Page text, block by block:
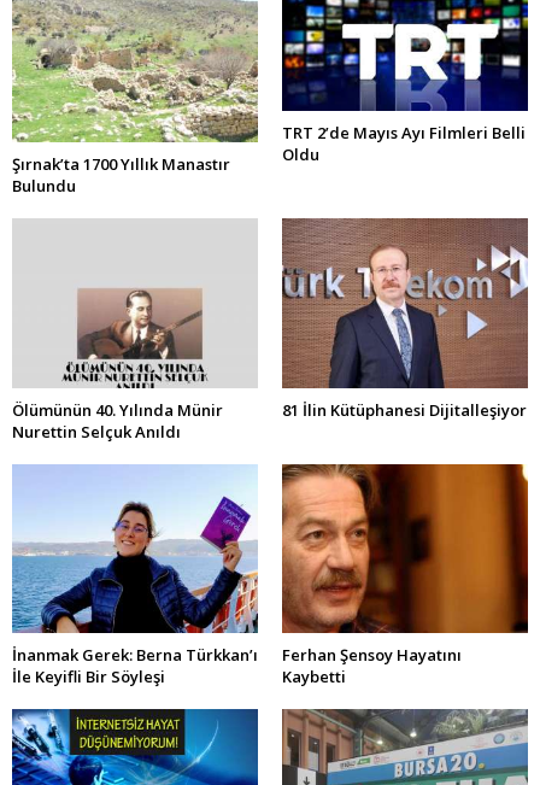
Şırnak’ta 1700 Yıllık Manastır
Bulundu
TRT 2’de Mayıs Ayı Filmleri Belli
Oldu
Ölümünün 40. Yılında Münir
Nurettin Selçuk Anıldı
81 İlin Kütüphanesi Dijitalleşiyor
İnanmak Gerek: Berna Türkkan’ı
İle Keyifli Bir Söyleşi
Ferhan Şensoy Hayatını
Kaybetti